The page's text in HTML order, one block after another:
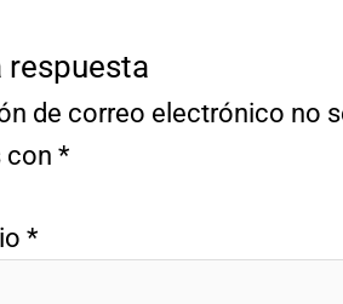
respuesta
de correo electrónico no
con *
*